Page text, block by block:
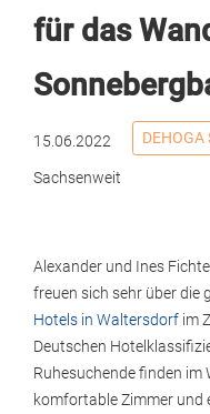
für das
15.06.2022 DEHOGA
Sachsenweit
Alexander und Ines
freuen sich sehr über die
Hotels in Waltersdorf im
Deutschen
Ruhesuchende finden
komfortable Zimmer und